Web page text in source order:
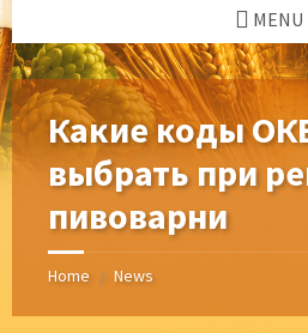
MENU
Какие коды
выбрать при
пивоварни
Home / News